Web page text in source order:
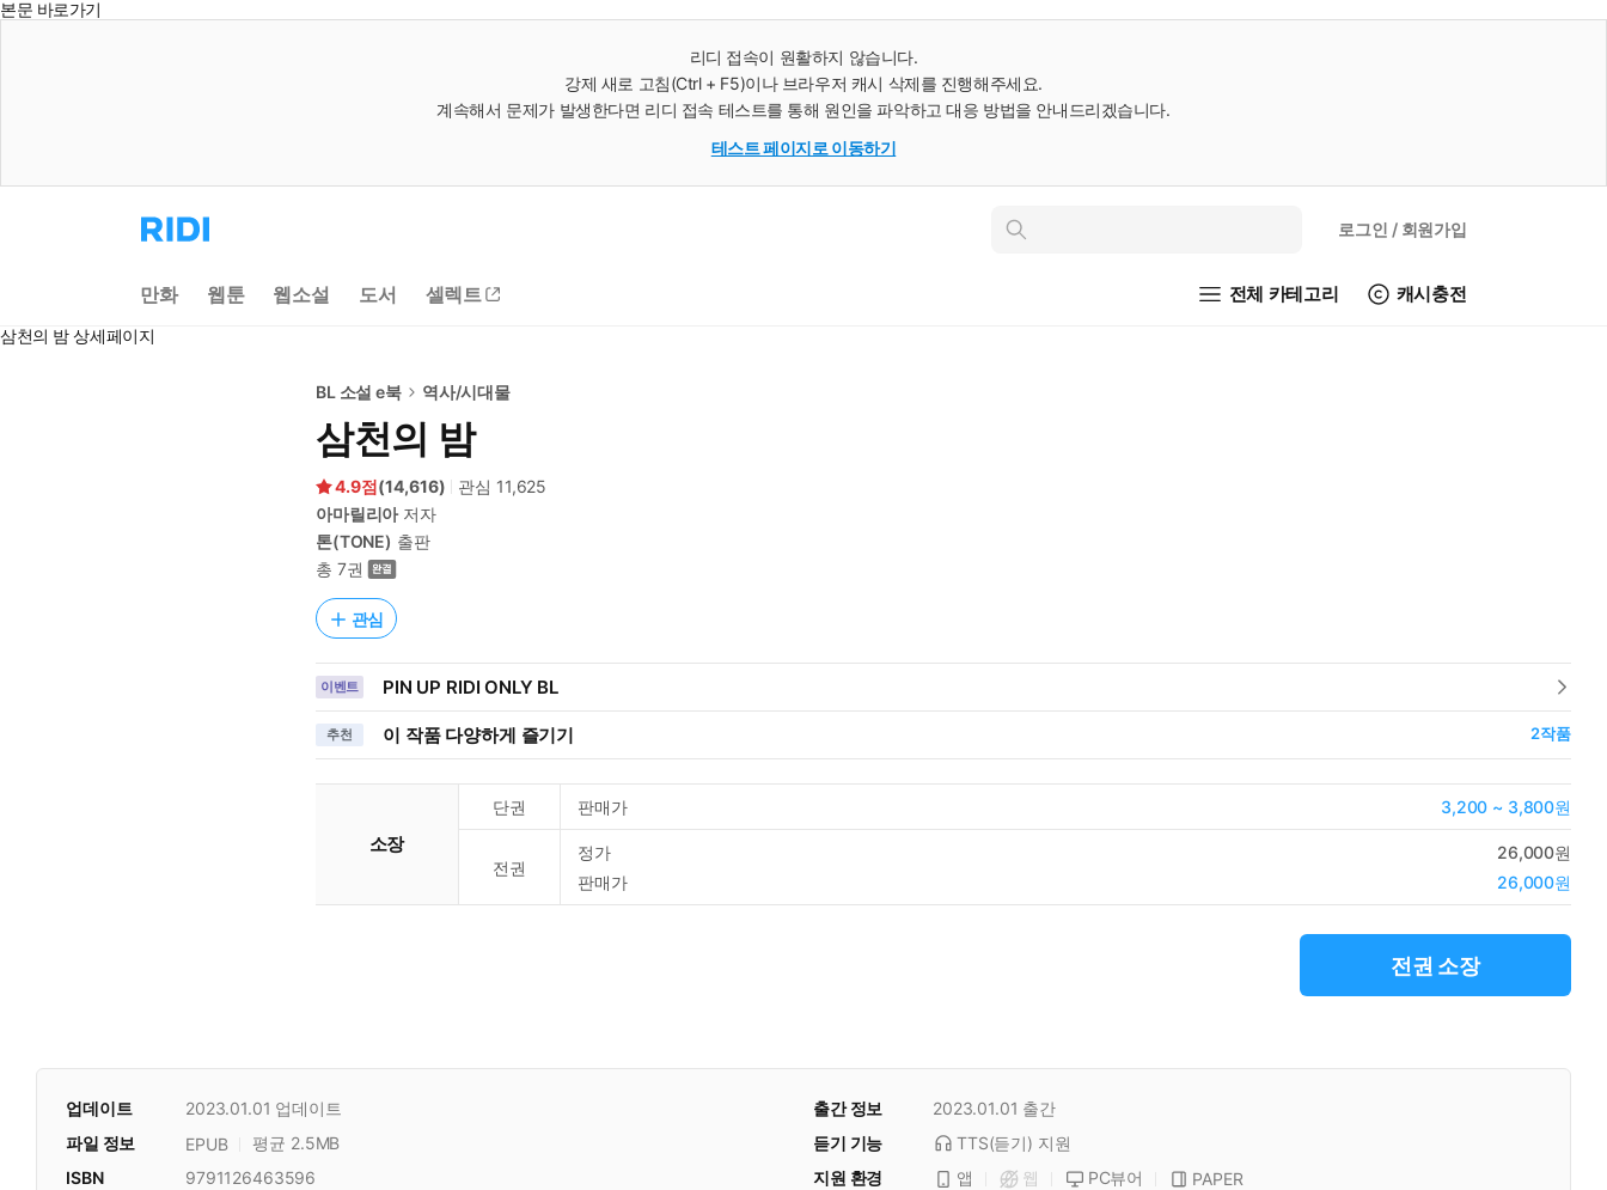
본문 바로가기
리디 접속이 원활하지 않습니다.
강제 새로 고침(Ctrl + F5)이나 브라우저 캐시 삭제를 진행해주세요.
계속해서 문제가 발생한다면 리디 접속 테스트를 통해 원인을 파악하고 대응 방법을 안내드리겠습니다.
테스트 페이지로 이동하기
리
디
으
로
동
인
로그인 / 회원가입
만화 웹툰 웹소설 도서 셀렉트 전체 카테고리 캐시충전
삼천의 밤 상세페이지
BL 소설 e북 역사/시대물
삼천의 밤
4.9 (14,616) 관심 11,625
아마릴리아저자
톤(TONE) 출판
총 7권
관심
이벤트 PIN UP RIDI ONLY BL
추천 이 작품 다양하게 즐기기 2작품
소장
단권 판매가 3,200 ~ 3,800원
전권
정가
26,000원
판매가
26,000원
전권 소장
업데이트 2023.01.01 업데이트 출간 정보 2023.01.01 출간
듣기 기능
TTS(듣기) 지원
파일 정보 EPUB
평균 2.5MB
지원 환경
앱 웹 PC뷰어 PAPER
ISBN
9791126463596